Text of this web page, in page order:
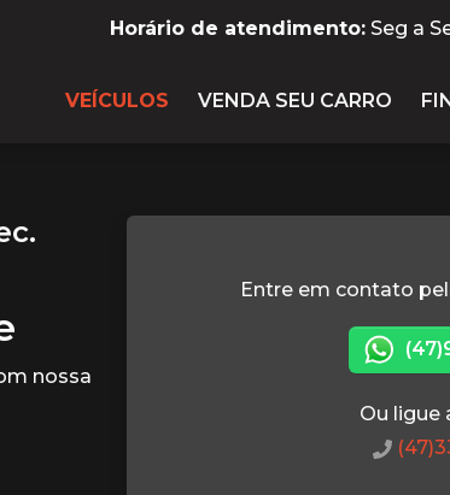
Horário de atendimento: Seg a
VEÍCULOS VENDA SEU CARRO
nossa
Entre em contato
Ou ligue